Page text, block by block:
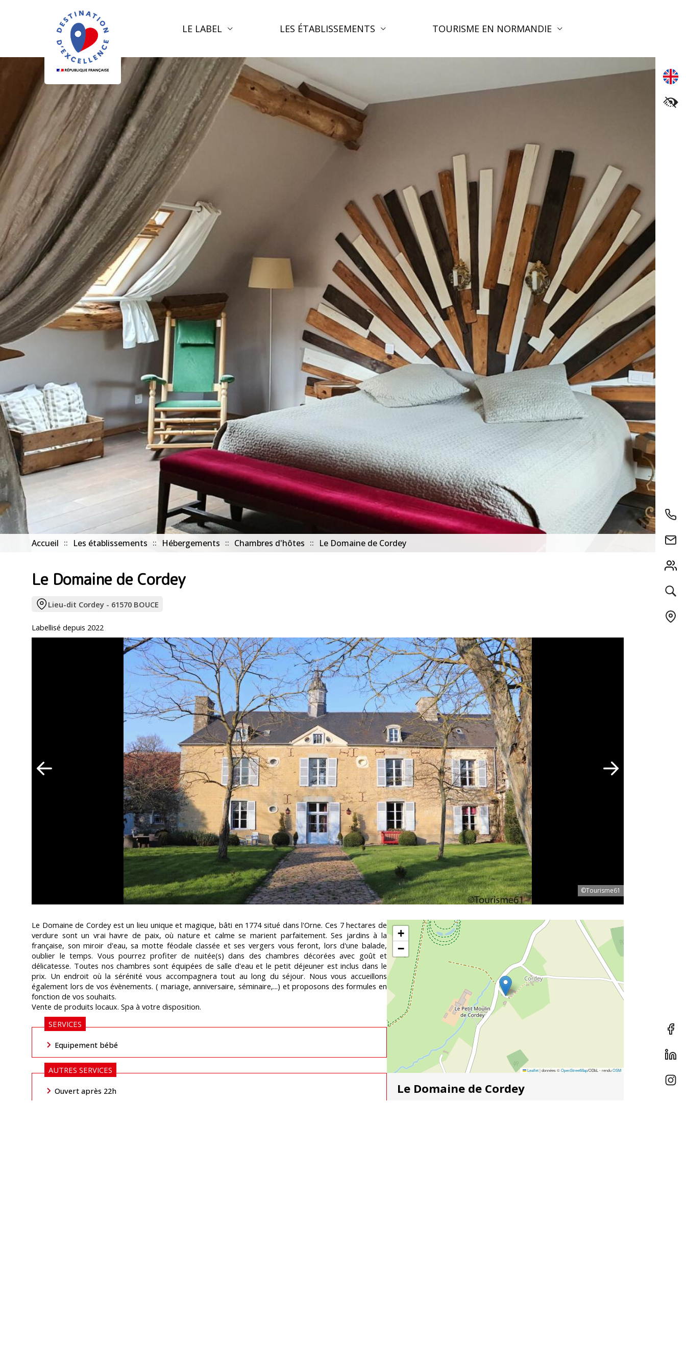
LE LABEL LES ÉTABLISSEMENTS TOURISME EN NORMANDIE
Accueil Les établissements Hébergements Chambres d'hôtes Le Domaine de Cordey
Le Domaine de Cordey
Lieu-dit Cordey - 61570 BOUCE
Labellisé depuis 2022
©Tourisme61
Le Domaine de Cordey est un lieu unique et magique, bâti en 1774 situé dans l'Orne. Ces 7 hectares de
verdure sont un vrai havre de paix, où nature et calme se marient parfaitement. Ses jardins à la
française, son miroir d'eau, sa motte féodale classée et ses vergers vous feront, lors d'une balade,
oublier le temps. Vous pourrez profiter de nuitée(s) dans des chambres décorées avec goût et
délicatesse. Toutes nos chambres sont équipées de salle d'eau et le petit déjeuner est inclus dans le
prix. Un endroit où la sérénité vous accompagnera tout au long du séjour. Nous vous accueillons
également lors de vos évènements. ( mariage, anniversaire, séminaire,...) et proposons des formules en
fonction de vos souhaits.
Vente de produits locaux. Spa à votre disposition.
SERVICES
Equipement bébé
AUTRES SERVICES
Ouvert après 22h
+
−
Leaflet|données ©OpenStreetMap/ODbL - renduOSM
Le Domaine de Cordey